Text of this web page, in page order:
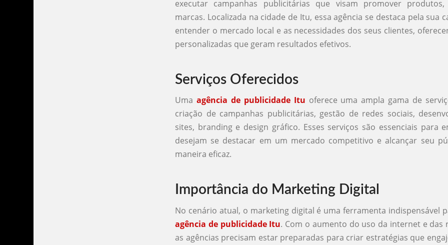
executar campanhas publicitárias que visam promover
marcas. Localizada na cidade de Itu, essa agência se destaca pela sua
entender o mercado local e as necessidades dos seus clientes,
personalizadas que geram resultados efetivos.
Serviços Oferecidos
Uma agência de publicidade Itu oferece uma ampla gama de
criação de campanhas publicitárias, gestão de redes sociais,
sites, branding e design gráfico. Esses serviços são essenciais para
desejam se destacar em um mercado competitivo e alcançar seu
maneira eficaz.
Importância do Marketing Digital
No cenário atual, o marketing digital é uma ferramenta indispensável
agência de publicidade Itu. Com o aumento do uso da internet e das
as agências precisam estar preparadas para criar estratégias que